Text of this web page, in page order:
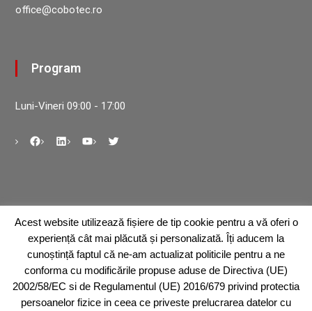
office@cobotec.ro
Program
Luni-Vineri 09:00 - 17:00
Abonare la newsletter
Acest website utilizează fișiere de tip cookie pentru a vă oferi o
experiență cât mai plăcută și personalizată. Îți aducem la
cunoștință faptul că ne-am actualizat politicile pentru a ne
conforma cu modificările propuse aduse de Directiva (UE)
2002/58/EC si de Regulamentul (UE) 2016/679 privind protectia
persoanelor fizice in ceea ce priveste prelucrarea datelor cu